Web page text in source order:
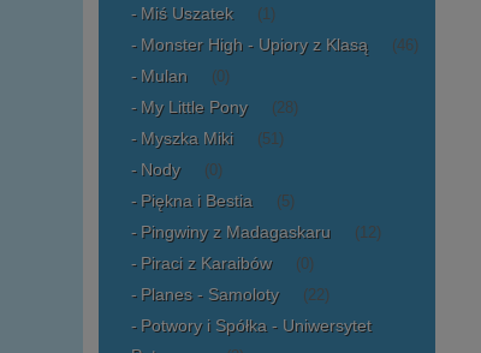
Miś Uszatek (1)
Monster High - Upiory z Klasą (46)
Mulan (0)
My Little Pony (28)
Myszka Miki (51)
Nody (0)
Piękna i Bestia (5)
Pingwiny z Madagaskaru (12)
Piraci z Karaibów (0)
Planes - Samoloty (22)
Potwory i Spółka - Uniwersytet